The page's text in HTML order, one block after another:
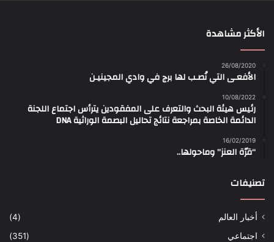
الأكثر مشاهدة
26/08/2020
الأفعـى التي نُصـب لها برج في وادي المجينيـن
10/08/2022
رئيس هيئة البحث والتعرف على المفقودين يترأس اجتماع اللجنة
الدائمة الخاصة بمراجعة نتائج تحاليل البصمة الوراثية DNA
16/02/2019
“قرّة العنز” وماحولها..
تصنيفات
أخبار العالم
(4)
اجتماعي
(351)